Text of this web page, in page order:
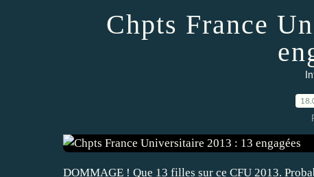
Chpts France
DOMMAGE ! Que 13 filles sur ce CFU 2013.